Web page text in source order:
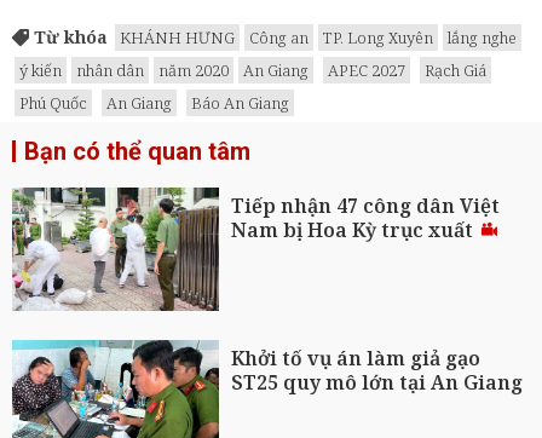
Từ khóa KHÁNH HƯNG Công an TP. Long Xuyên
lắng nghe
ý kiến
nhân dân năm 2020 An Giang APEC 2027
Rạch Giá
Phú Quốc
An Giang Báo An Giang
Bạn có thể quan tâm
Tiếp nhận 47 công dân Việt
Nam bị Hoa Kỳ trục xuất
Khởi tố vụ án làm giả gạo
ST25 quy mô lớn tại An Giang